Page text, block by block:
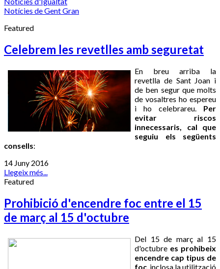
Notícies de Gent Gran
Featured
Celebrem les revetlles amb seguretat
En breu arriba la
revetlla de Sant Joan i
de ben segur que molts
de vosaltres ho espereu
i ho celebrareu. Per
evitar riscos
innecessaris, cal que
seguiu els següents
consells:
14 Juny 2016
Llegeix més...
Featured
Prohibició d'encendre foc entre el 15
de març al 15 d'octubre
Del 15 de març al 15
d'octubre es prohibeix
encendre cap tipus de
foc , inclosa la utilització